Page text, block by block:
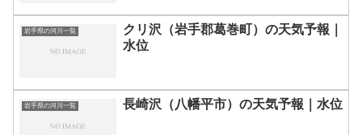
岩手県の河川一覧
クリ沢（岩手郡葛巻町）の天気予報｜
水位
岩手県の河川一覧 長崎沢（八幡平市）の天気予報｜水位